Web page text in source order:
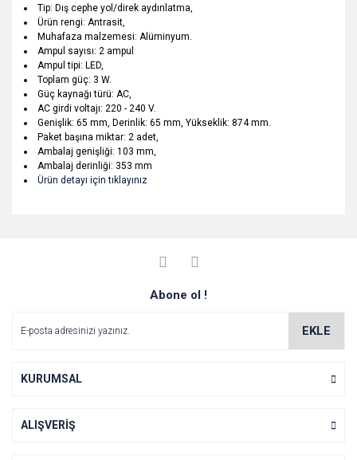
Tip: Dış cephe yol/direk aydınlatma,
Ürün rengi: Antrasit,
Muhafaza malzemesi: Alüminyum.
Ampul sayısı: 2 ampul
Ampul tipi: LED,
Toplam güç: 3 W.
Güç kaynağı türü: AC,
AC girdi voltajı: 220 - 240 V.
Genişlik: 65 mm, Derinlik: 65 mm, Yükseklik: 874 mm.
Paket başına miktar: 2 adet,
Ambalaj genişliği: 103 mm,
Ambalaj derinliği: 353 mm
Ürün detayı için tıklayınız
Yorum Yaz
Soru Sor
Görüş ve önerileriniz için teşekkür ederiz.
Ürün açıklamasında eksik bilgiler bulunuyor.
Ürün fiyatı diğer sitelerden daha pahalı.
Abone ol !
EKLE
KURUMSAL
ALIŞVERİŞ